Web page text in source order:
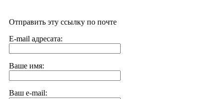
Отправить эту ссылку по почте
E-mail адресата:
Ваше имя:
Ваш e-mail: